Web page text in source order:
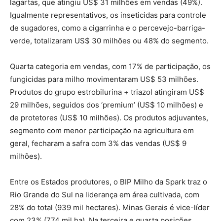
lagartas, que atingiu US$ 31 milhões em vendas (49%).
Igualmente representativos, os inseticidas para controle
de sugadores, como a cigarrinha e o percevejo-barriga-
verde, totalizaram US$ 30 milhões ou 48% do segmento.
Quarta categoria em vendas, com 17% de participação, os
fungicidas para milho movimentaram US$ 53 milhões.
Produtos do grupo estrobilurina + triazol atingiram US$
29 milhões, seguidos dos ‘premium’ (US$ 10 milhões) e
de protetores (US$ 10 milhões). Os produtos adjuvantes,
segmento com menor participação na agricultura em
geral, fecharam a safra com 3% das vendas (US$ 9
milhões).
Entre os Estados produtores, o BIP Milho da Spark traz o
Rio Grande do Sul na liderança em área cultivada, com
28% do total (939 mil hectares). Minas Gerais é vice-líder